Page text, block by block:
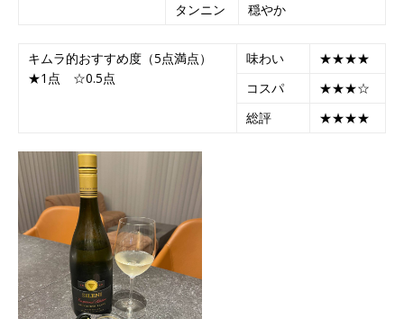
タンニン
穏やか
キムラ的おすすめ度（5点満点）
★1点 ☆0.5点
味わい
★★★★
コスパ
★★★☆
総評
★★★★